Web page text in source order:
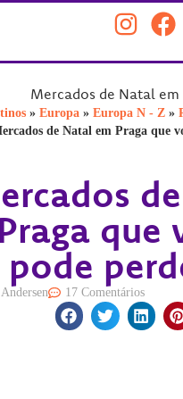
» Europa » Europa N - Z »
de Natal em Praga que
que
pode
17 Comentários